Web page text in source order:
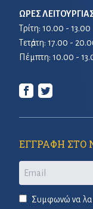
ΩΡΕΣ
Τρίτη: 10.00 - 13.00
Τετἀρτη: 17.00 -
Πέμπτη: 10.00 -
ΕΓΓΡΑΦΗ ΣΤΟ
Email
Συμφωνώ να